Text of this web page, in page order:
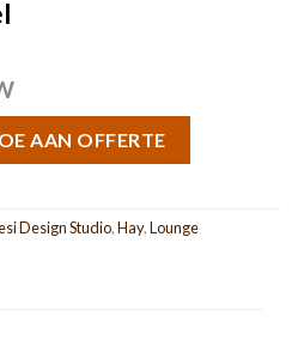
AAN OFFERTE
Design Studio,Hay,Lounge